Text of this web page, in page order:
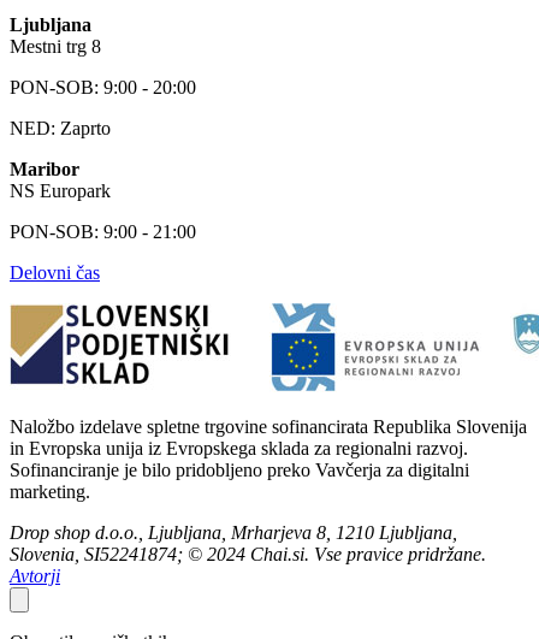
Ljubljana
Mestni trg 8
PON-SOB: 9:00 - 20:00
NED: Zaprto
Maribor
NS Europark
PON-SOB: 9:00 - 21:00
Delovni čas
Naložbo izdelave spletne trgovine sofinancirata Republika Slovenija
in Evropska unija iz Evropskega sklada za regionalni razvoj.
Sofinanciranje je bilo pridobljeno preko Vavčerja za digitalni
marketing.
Drop shop d.o.o., Ljubljana, Mrharjeva 8, 1210 Ljubljana,
Slovenia, SI52241874; © 2024 Chai.si. Vse pravice pridržane.
Avtorji